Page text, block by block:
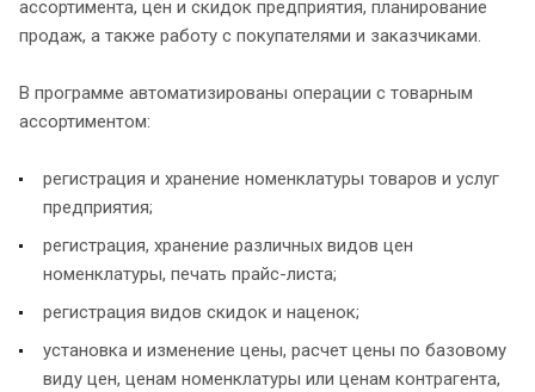
ассортимента, цен и скидок предприятия, планирование
продаж, а также работу с покупателями и заказчиками.
В программе автоматизированы операции с товарным
ассортиментом:
регистрация и хранение номенклатуры товаров и услуг
предприятия;
регистрация, хранение различных видов цен
номенклатуры, печать прайс-листа;
регистрация видов скидок и наценок;
установка и изменение цены, расчет цены по базовому
виду цен, ценам номенклатуры или ценам контрагента,